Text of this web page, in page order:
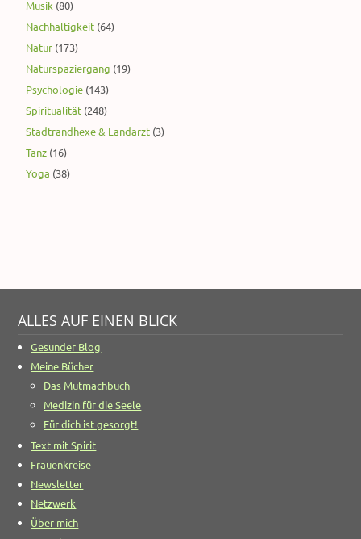
Musik (80)
Nachhaltigkeit (64)
Natur (173)
Naturspaziergang (19)
Psychologie (143)
Spiritualität (248)
Stadtrandhexe & Landarzt (3)
Tanz (16)
Yoga (38)
ALLES AUF EINEN BLICK
Gesunder Blog
Meine Bücher
Das Mutmachbuch
Medizin für die Seele
Für dich ist gesorgt!
Text mit Spirit
Frauenkreise
Newsletter
Netzwerk
Über mich